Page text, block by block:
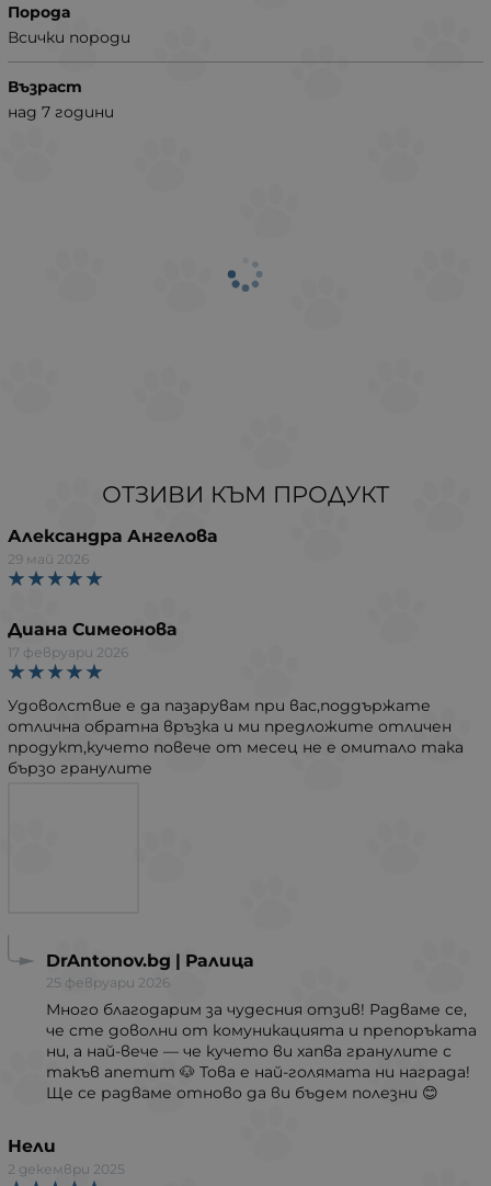
Порода
Всички породи
Възраст
над 7 години
ОТЗИВИ КЪМ ПРОДУКТ
Александра Ангелова
29 май 2026
Диана Симеонова
17 февруари 2026
Удоволствие е да пазарувам при вас,поддържате
отлична обратна връзка и ми предложите отличен
продукт,кучето повече от месец не е омитало така
бързо гранулите
DrAntonov.bg | Ралица
25 февруари 2026
Много благодарим за чудесния отзив! Радваме се,
че сте доволни от комуникацията и препоръката
ни, а най-вече — че кучето ви хапва гранулите с
такъв апетит 🐶 Това е най-голямата ни награда!
Ще се радваме отново да ви бъдем полезни 😊
Нели
2 декември 2025